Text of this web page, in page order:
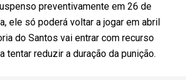
preventivamente em 26 de
ele só poderá voltar a jogar em abril
do Santos vai entrar com recurso
tentar reduzir a duração da punição.